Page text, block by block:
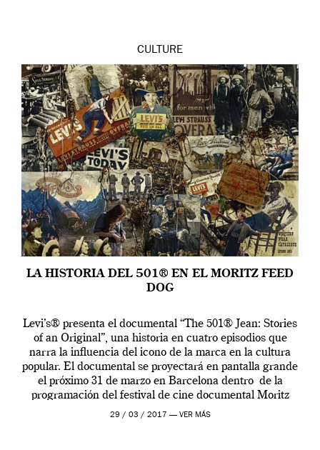
CULTURE
LA HISTORIA DEL 501® EN EL MORITZ FEED
DOG
Levi’s® presenta el documental “The 501® Jean: Stories
of an Original”, una historia en cuatro episodios que
narra la influencia del icono de la marca en la cultura
popular. El documental se proyectará en pantalla grande
el próximo 31 de marzo en Barcelona dentro de la
programación del festival de cine documental Moritz
Feed Dog […]
29 / 03 / 2017 — VER MÁS